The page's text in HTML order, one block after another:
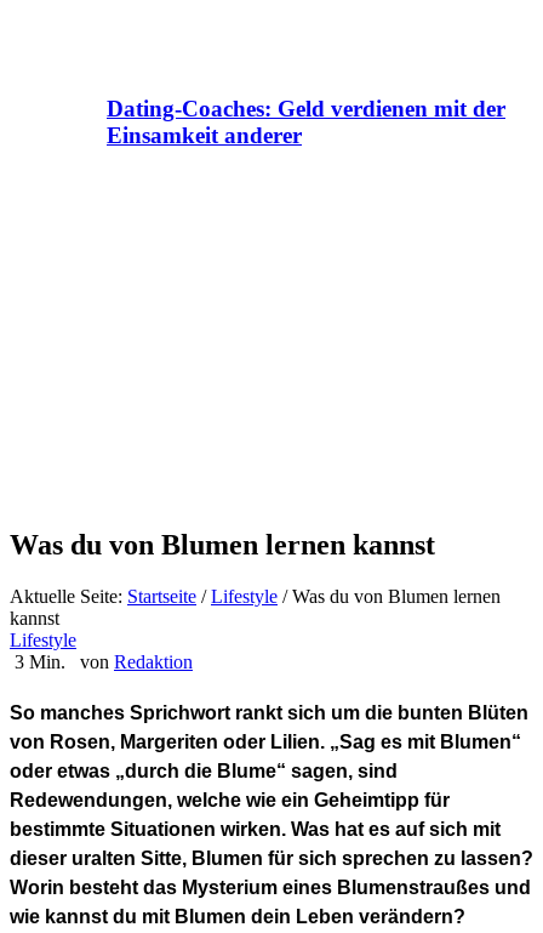
Dating-Coaches: Geld verdienen mit der
Einsamkeit anderer
Was du von Blumen lernen kannst
Aktuelle Seite: Startseite / Lifestyle /Was du von Blumen lernen
kannst
Lifestyle
3 Min.
von Redaktion
So manches Sprichwort rankt sich um die bunten Blüten
von Rosen, Margeriten oder Lilien. „Sag es mit Blumen“
oder etwas „durch die Blume“ sagen, sind
Redewendungen, welche wie ein Geheimtipp für
bestimmte Situationen wirken. Was hat es auf sich mit
dieser uralten Sitte, Blumen für sich sprechen zu lassen?
Worin besteht das Mysterium eines Blumenstraußes und
wie kannst du mit Blumen dein Leben verändern?